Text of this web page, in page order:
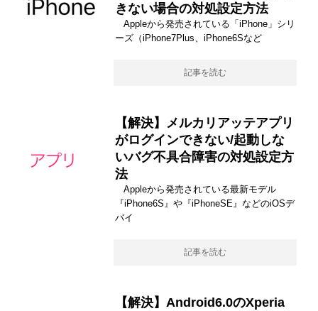
きない場合の対処設定方法
Appleから発売されている「iPhone」シリ
ーズ（iPhone7Plus、iPhone6Sなど
記事を読む
【解決】メルカリアッテアプリ
がログインできない/起動しな
いバグ不具合障害の対処設定方
法
Appleから発売されている最新モデル
『iPhone6S』や『iPhoneSE』などのiOSデ
バイ
記事を読む
【解決】Android6.0のXperia